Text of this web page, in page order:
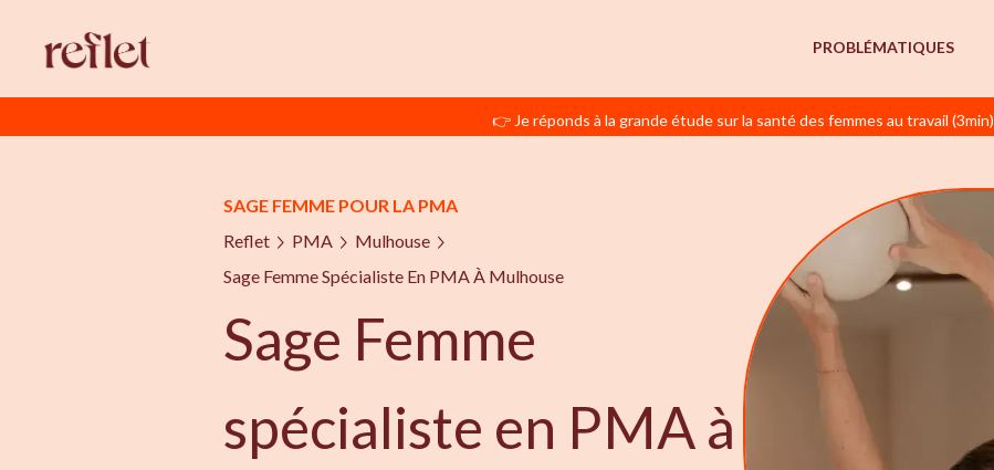
PROBLÉMATIQUES
👉 Je réponds à la grande étude sur la santé des femmes au travail (3min)
SAGE FEMME POUR LA PMA
Reflet
PMA
Mulhouse
Sage Femme Spécialiste En PMA À Mulhouse
Sage Femme
spécialiste en PMA à